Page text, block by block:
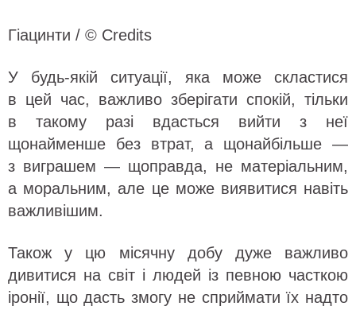
Гіацинти / © Credits
У будь-якій ситуації, яка може скластися
в цей час, важливо зберігати спокій, тільки
в такому разі вдасться вийти з неї
щонайменше без втрат, а щонайбільше —
з виграшем — щоправда, не матеріальним,
а моральним, але це може виявитися навіть
важливішим.
Також у цю місячну добу дуже важливо
дивитися на світ і людей із певною часткою
іронії, що дасть змогу не сприймати їх надто